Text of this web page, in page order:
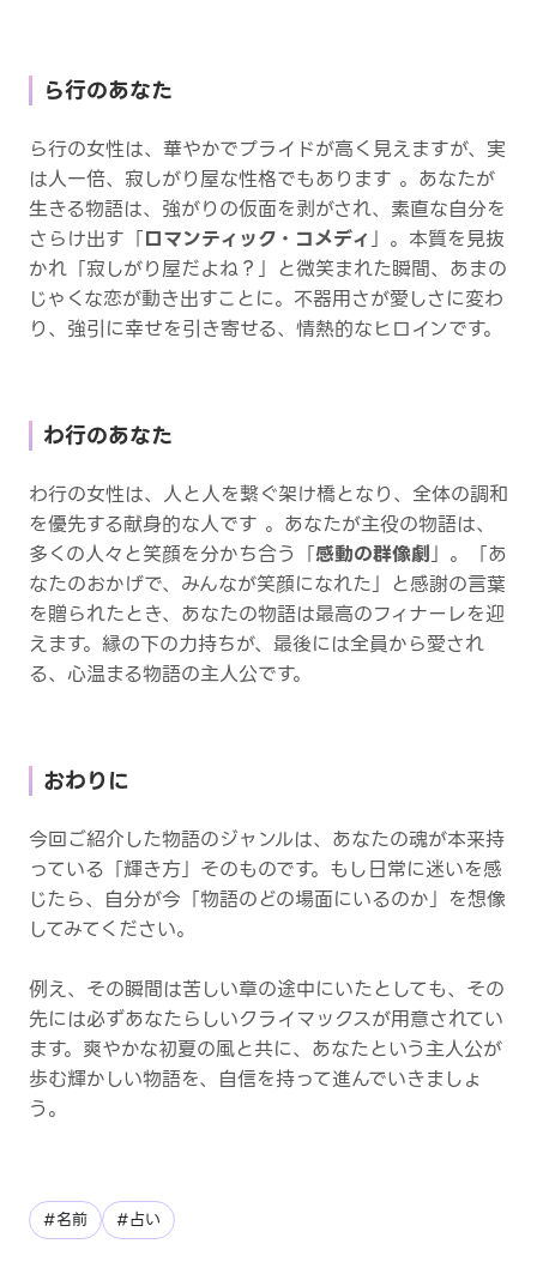
ら行のあなた
ら行の女性は、華やかでプライドが高く見えますが、実
は人一倍、寂しがり屋な性格でもあります 。あなたが
生きる物語は、強がりの仮面を剥がされ、素直な自分を
さらけ出す「ロマンティック・コメディ」。本質を見抜
かれ「寂しがり屋だよね？」と微笑まれた瞬間、あまの
じゃくな恋が動き出すことに。不器用さが愛しさに変わ
り、強引に幸せを引き寄せる、情熱的なヒロインです。
わ行のあなた
わ行の女性は、人と人を繋ぐ架け橋となり、全体の調和
を優先する献身的な人です 。あなたが主役の物語は、
多くの人々と笑顔を分かち合う「感動の群像劇」。「あ
なたのおかげで、みんなが笑顔になれた」と感謝の言葉
を贈られたとき、あなたの物語は最高のフィナーレを迎
えます。縁の下の力持ちが、最後には全員から愛され
る、心温まる物語の主人公です。
おわりに
今回ご紹介した物語のジャンルは、あなたの魂が本来持
っている「輝き方」そのものです。もし日常に迷いを感
じたら、自分が今「物語のどの場面にいるのか」を想像
してみてください。
例え、その瞬間は苦しい章の途中にいたとしても、その
先には必ずあなたらしいクライマックスが用意されてい
ます。爽やかな初夏の風と共に、あなたという主人公が
歩む輝かしい物語を、自信を持って進んでいきましょ
う。
#名前 #占い